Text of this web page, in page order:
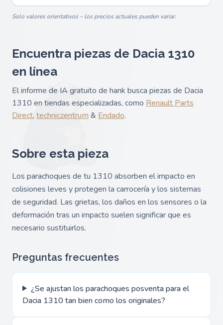
Solo valores orientativos – los precios actuales pueden variar.
Encuentra piezas de Dacia 1310
en línea
El informe de IA gratuito de hank busca piezas de Dacia
1310 en tiendas especializadas, como Renault Parts
Direct, techniczentrum & Endado.
Sobre esta pieza
Los parachoques de tu 1310 absorben el impacto en
colisiones leves y protegen la carrocería y los sistemas
de seguridad. Las grietas, los daños en los sensores o la
deformación tras un impacto suelen significar que es
necesario sustituirlos.
Preguntas frecuentes
¿Se ajustan los parachoques posventa para el
Dacia 1310 tan bien como los originales?